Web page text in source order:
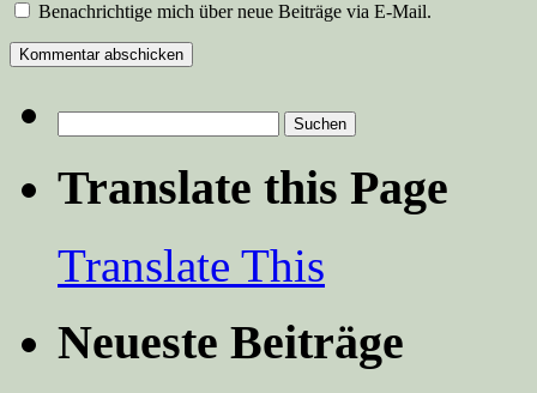
Benachrichtige mich über neue Beiträge via E-Mail.
nach:
Translate this Page
Translate This
Neueste Beiträge